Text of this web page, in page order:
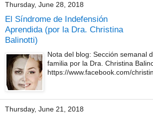
Thursday, June 28, 2018
El Síndrome de Indefensión
Aprendida (por la Dra. Christina
Balinotti)
Nota del blog: Sección semanal
familia por la Dra. Christina
https://www.facebook.com/
Thursday, June 21, 2018